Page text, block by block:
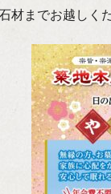
までお越しくだ